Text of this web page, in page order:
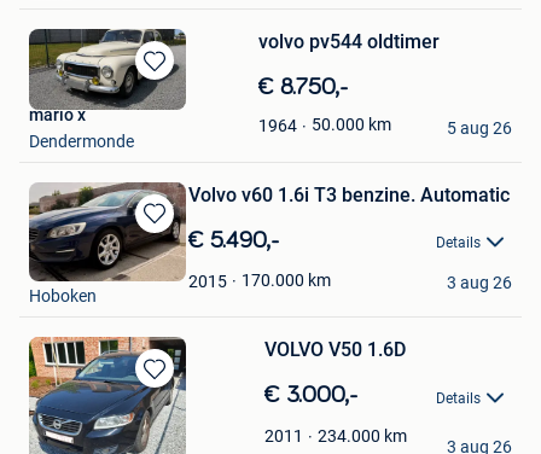
Bewaren
in
Favorieten
volvo pv544 oldtimer
€ 8.750,-
1964 50.000 km
mario x
Dendermonde
5 aug 26
Bewaren
in
Mijn
Volvo v60 1.6i T3 benzine. Automatic
€ 5.490,- Details
2015 170.000 km
Toni
Hoboken
3 aug 26
Bewaren
in
Mijn
VOLVO V50 1.6D
€ 3.000,- Details
2011 234.000 km
Davy
3 aug 26